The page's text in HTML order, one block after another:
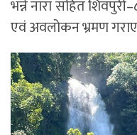
भन्ने नारा सहित
एवं अवलोकन भ्रमण